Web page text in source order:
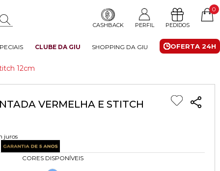
CASHBACK PERFIL PEDIDOS
0
OFERTA 24H
CLUBE DA GIU SHOPPING DA GIU
12cm
VERMELHA E STITCH
juros
CORES DISPONÍVEIS